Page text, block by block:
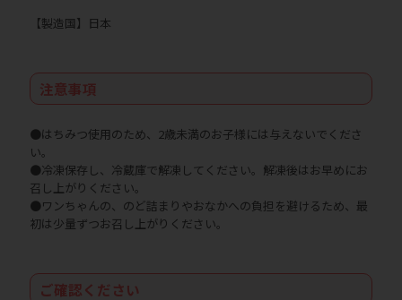
【製造国】日本
注意事項
●はちみつ使用のため、2歳未満のお子様には与えないでくださ
い。
●冷凍保存し、冷蔵庫で解凍してください。解凍後はお早めにお
召し上がりください。
●ワンちゃんの、のど詰まりやおなかへの負担を避けるため、最
初は少量ずつお召し上がりください。
ご確認ください